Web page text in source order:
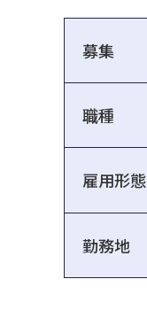
募集
職種
雇用形態
勤務地